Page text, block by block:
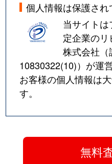
個人情報は保護され
当サイト
定企業の
株式会社（
10830322(10)）が運
お客様の個人情報は
す。